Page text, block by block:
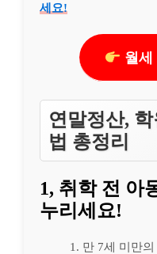
세요!
월세
연말정산,
법 총정리
1, 취학 전 아
누리세요!
만 7세 미만